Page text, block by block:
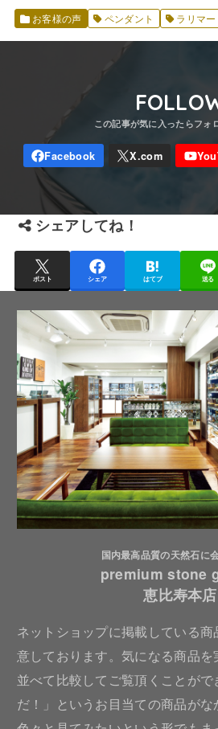
お客様の声 ペンダント ラリマー
シェアしてね！
ポスト シェア はてブ 送る
国内最高品質の天然石に
premium stone
恵比寿本店
ネットショップに掲載している
意しております。気になる商品を
並べて比較してご覧頂くことが
だ！」というお目当ての商品がな